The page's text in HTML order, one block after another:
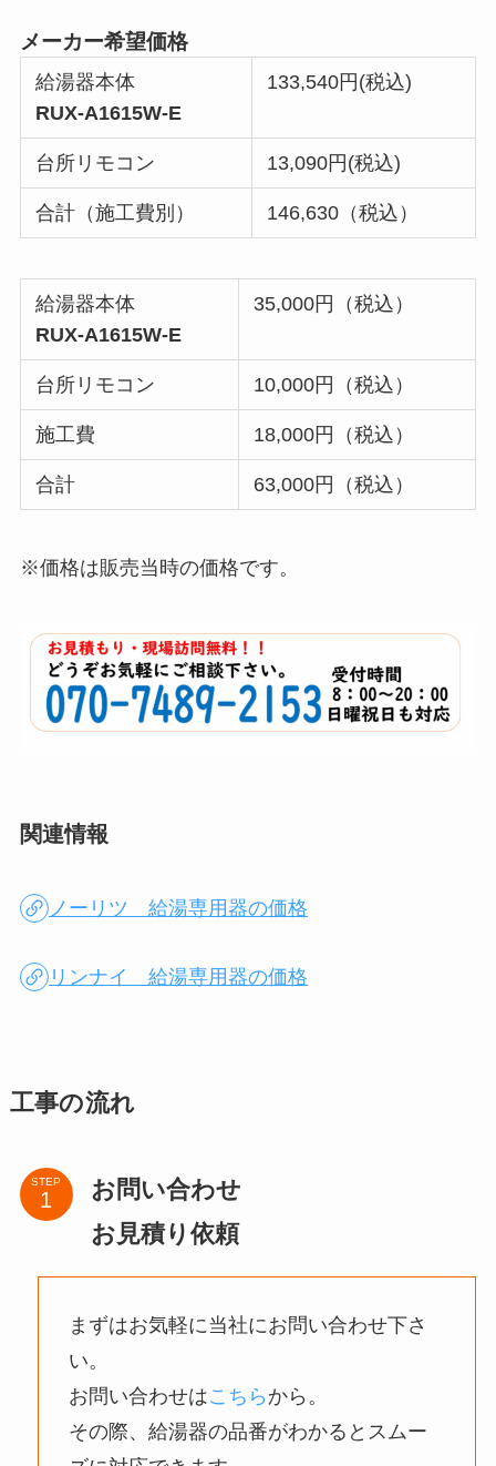
メーカー希望価格
給湯器本体
RUX-A1615W-E
133,540円(税込)
台所リモコン 13,090円(税込)
合計（施工費別） 146,630（税込）
給湯器本体
RUX-A1615W-E
35,000円（税込）
台所リモコン 10,000円（税込）
施工費 18,000円（税込）
合計 63,000円（税込）
※価格は販売当時の価格です。
関連情報
ノーリツ 給湯専用器の価格
リンナイ 給湯専用器の価格
工事の流れ
STEP
お問い合わせ
お見積り依頼
まずはお気軽に当社にお問い合わせ下さ
い。
お問い合わせはこちら から。
その際、給湯器の品番がわかるとスムー